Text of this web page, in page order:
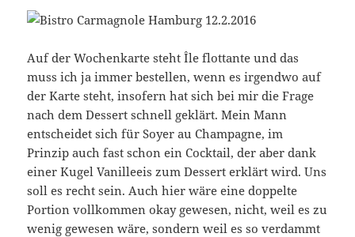
Auf der Wochenkarte steht Île flottante und das
muss ich ja immer bestellen, wenn es irgendwo auf
der Karte steht, insofern hat sich bei mir die Frage
nach dem Dessert schnell geklärt. Mein Mann
entscheidet sich für Soyer au Champagne, im
Prinzip auch fast schon ein Cocktail, der aber dank
einer Kugel Vanilleeis zum Dessert erklärt wird. Uns
soll es recht sein. Auch hier wäre eine doppelte
Portion vollkommen okay gewesen, nicht, weil es zu
wenig gewesen wäre, sondern weil es so verdammt